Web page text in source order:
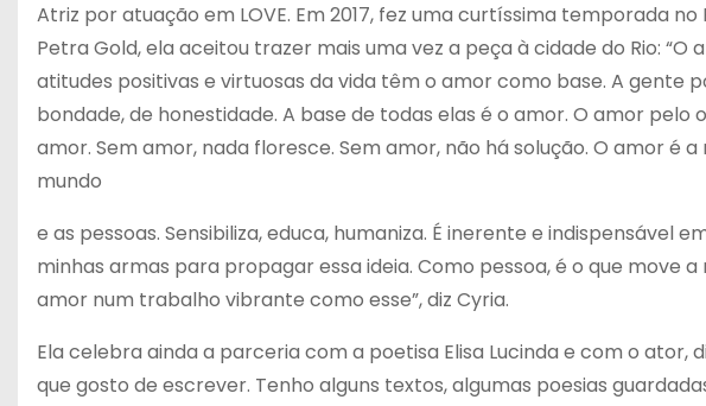
Atriz por atuação em LOVE. Em 2017, fez uma curtíssima temporada
Petra Gold, ela aceitou trazer mais uma vez a peça à cidade do Rio:
atitudes positivas e virtuosas da vida têm o amor como base. A gente
bondade, de honestidade. A base de todas elas é o amor. O amor
amor. Sem amor, nada floresce. Sem amor, não há solução. O amor é
mundo
e as pessoas. Sensibiliza, educa, humaniza. É inerente e indispensável
minhas armas para propagar essa ideia. Como pessoa, é o que move
amor num trabalho vibrante como esse”, diz Cyria.
Ela celebra ainda a parceria com a poetisa Elisa Lucinda e com o ator,
que gosto de escrever. Tenho alguns textos, algumas poesias